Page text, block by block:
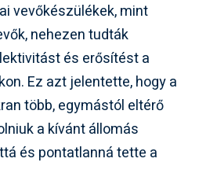
vevőkészülékek, mint
nehezen tudták
és erősítést a
Ez azt jelentette, hogy a
több, egymástól eltérő
a kívánt állomás
és pontatlanná tette a